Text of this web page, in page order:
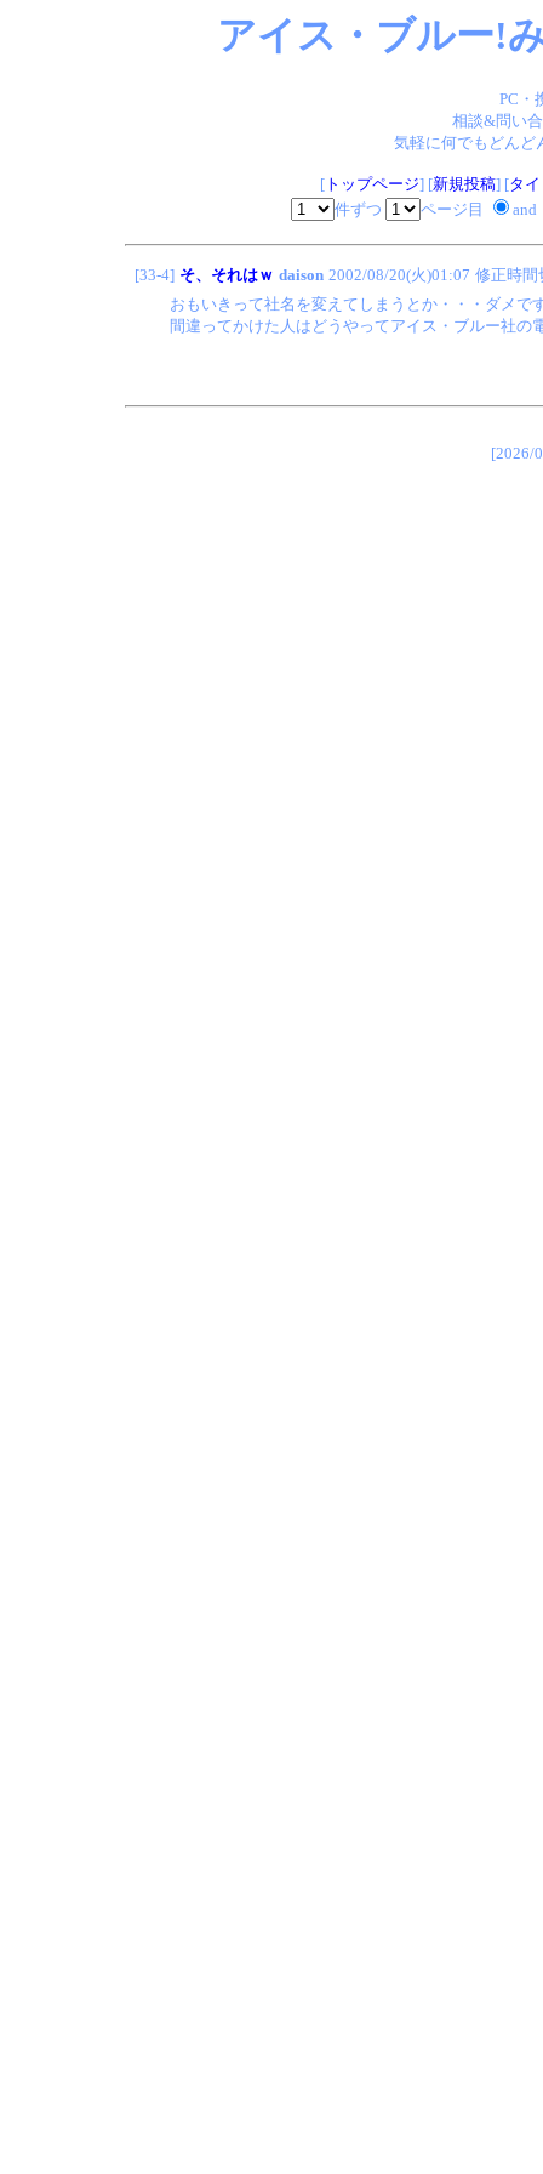
アイス・ブルー!
PC・
相談&問い
気軽に何でもどん
[トップページ] [新規投稿] [タ
件ずつ
ページ目 and
[33-4] そ、それはｗ daison 2002/08/20(火)01:07 修正時間
おもいきって社名を変えてしまうとか・・・ダメで
間違ってかけた人はどうやってアイス・ブルー社の
[2026/